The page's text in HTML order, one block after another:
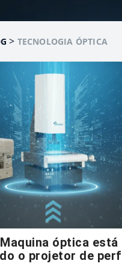
> TECNOLOGIA ÓPTICA
óptica está
o projetor de